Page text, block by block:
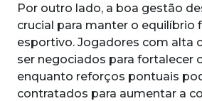
Por outro lado, a boa gestão
crucial para manter o equilíbrio
esportivo. Jogadores com alta
ser negociados para fortalecer
enquanto reforços pontuais
contratados para aumentar a